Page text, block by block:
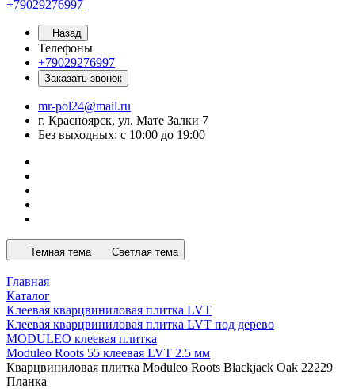
+79029276997
Назад
Телефоны
+79029276997
Заказать звонок
mr-pol24@mail.ru
г. Красноярск, ул. Мате Залки 7
Без выходных: с 10:00 до 19:00
Темная тема Светлая тема
Главная
Каталог
Клеевая кварцвиниловая плитка LVT
Клеевая кварцвиниловая плитка LVT под дерево
MODULEO клеевая плитка
Moduleo Roots 55 клеевая LVT 2.5 мм
Кварцвиниловая плитка Moduleo Roots Blackjack Oak 22229
Планка